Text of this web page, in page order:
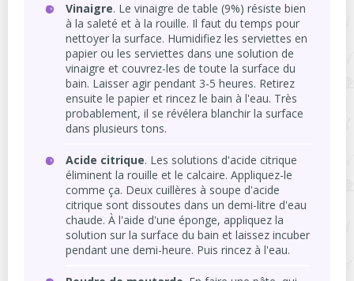
Vinaigre. Le vinaigre de table (9%) résiste bien
à la saleté et à la rouille. Il faut du temps pour
nettoyer la surface. Humidifiez les serviettes en
papier ou les serviettes dans une solution de
vinaigre et couvrez-les de toute la surface du
bain. Laisser agir pendant 3-5 heures. Retirez
ensuite le papier et rincez le bain à l'eau. Très
probablement, il se révélera blanchir la surface
dans plusieurs tons.
Acide citrique. Les solutions d'acide citrique
éliminent la rouille et le calcaire. Appliquez-le
comme ça. Deux cuillères à soupe d'acide
citrique sont dissoutes dans un demi-litre d'eau
chaude. À l'aide d'une éponge, appliquez la
solution sur la surface du bain et laissez incuber
pendant une demi-heure. Puis rincez à l'eau.